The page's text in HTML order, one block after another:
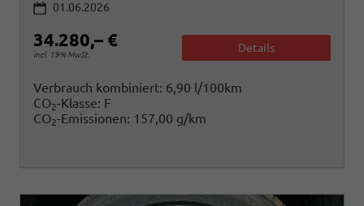
01.06.2026
34.280,– €
incl. 19% MwSt.
Details
Verbrauch kombiniert: 6,90 l/100km
CO2-Klasse: F
CO2-Emissionen: 157,00 g/km